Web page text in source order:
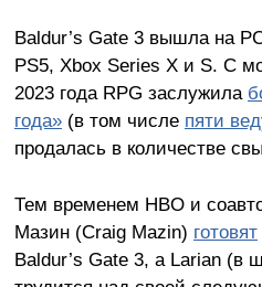
Baldur’s Gate 3 вышла на
PS5, Xbox Series X и S. С
2023 года RPG заслужила
года»(в том числе пяти
продалась в количестве
Тем временем HBO и
Мазин (Craig Mazin) готовят
Baldur’s Gate 3, а Larian (в